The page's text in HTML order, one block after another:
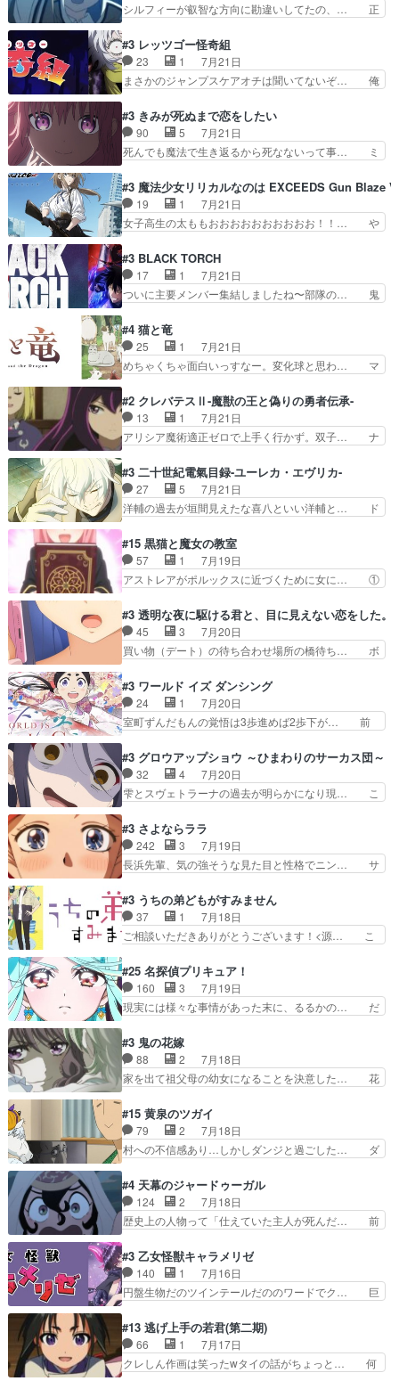
ては悪くないと思い…
園物のラブコメ元々好きだから設… にしても妹は
久」役で出演してまーす！み… 隼人の家庭は隼人
に家事の負担がかかってい… 三岳さんが隼人にと
って妹扱い止まりそうな…
シルフィーが叡智な方向に勘違いしてたの、… 正
ンダイチャンネルで視聴。リーリャさん… なんか
腹立つなぁルーデウスめ…これでエリ… トレント
は後に何らかの際に活躍するんやろ… アイシ
ャ、、、なんと末恐ろしい妹なんだ！… ルーデウ
しゃあない。狂犬かくましいつ来… 本作はぬるい
ハーレムではなく、真面目に一… エリスはしばら
くEDだけやね。アイシャ、…
#3 レッツゴー怪奇組
23 1
7月21日
まさかのジャンプスケアオチは聞いてないぞ… 俺
ャ子の従姉妹シュラ子登場。主人公眼福… 跡目争
いの新キャラ登場で、今回はシュール… めちゃ子
のいとこかわいい今回主人公の驚き… メチャ子を
くしゃみと鼻水が止まらなくなる… お父さんに押
をちびっ子にしたあの玉、も… 半裸の警官の方が
怖い。ライバルキャラかわ… 霊媒師が人の肩に霊
を乗せるな笑なんてモノ…
#3 きみが死ぬまで恋をしたい
90 5
7月21日
死んでも魔法で生き返るから死なないって事… ミ
ミ、最後のその顔は怖いよ...。てかタ… もはや人
間なのかも怪しい戦闘シーンがない… 今話第LO
／原画で参加させていただきまし… 皆大好き、ロ
リの全裸だーーーーーーッッッ… シーナとミミが
芽吹く百合の花。ミミ(c… ルームメイト1ヶ月経
ってシーナがミミの人… もう後戻りできないぞ」
してくるとは思わん…
#3 魔法少女リリカルなのは EXCEEDS Gun Blaze
19 1
7月21日
女子高生の太ももおおおおおおおおおお！！… や
瀬シイナと夜海トワ』今回はフォロワー… なのは
と出逢い炎の魔人の能力を人類の為に… ・シイ
ナ、トワと出会う親近感を感じる2人… 篠宮マナ
が登場したけど公式サイトに20歳… リリカルな
ちゃ食うやん魔人狩りチーム強… 人類滅亡寸前ま
で追い詰められていたのに、… 第３話をU-NEXT
で視聴しました。視聴…
#3 BLACK TORCH
17 1
7月21日
ついに主要メンバー集結しましたね〜部隊の… 鬼
描いたようなチョロインだったな。下半… 前回か
ら引き続いてじいさんとの決別の冒頭… あっちは
呪霊でこっちは物怪。忍者っぽいア… 護衛対象と
なる弐郎を連れて隠密局へ、彼の… →現状展開が
た弐郎は鬼子母神一華の護衛… 護衛はお尻一華、
ここは定番やっぱ物の怪の… ①敵は会話してる最
中の同乗者を物音一つ発…
#4 猫と竜
25 1
7月21日
めちゃくちゃ面白いっすなー。変化球と思わ… マ
代もの猫たちの誕生と成長を見守る猫竜… 前回猫
たちで熊退治をしていた中の一匹の猫… と思って
みにいったらクロバネのCV.速水… 「おじちゃん
は身内に甘い」で、いきなり笑… ガチで素晴らし
た子猫たちのその後が描か… 王子の旅の始まりは
確かにそうでしたよね！… リゼロ見終わっちゃっ
てほのぼの系がいいか…
#2 クレバテスⅡ-魔獣の王と偽りの勇者伝承-
13 1
7月21日
アリシア魔術適正ゼロで上手く行かず。双子… ナ
紹介の時台に乗ってるサラサ可愛いw学… ナイ
エ・シフォンリッツの出番が多くて嬉し… 石田で
こいつワルだな。なぜ大猿に変身した… 2冊目の
トアの書は学長の手に1話冒頭と合… アリシアと
たのにロリ化されて学生にされ… これはいい黒沢
ともよ。笑いのセンスも合う… ナイエのリアクシ
ョンが面白い。ローメイン…
#3 二十世紀電氣目録-ユーレカ・エヴリカ-
27 5
7月21日
洋輔の過去が垣間見えたな喜八といい洋輔と… ド
が目録に固執する理由もほぼ明らかとな… これ京
アニだったのかそのわりにはそこまで… 清六兄ち
ゃんと喜八、清六と洋輔それぞれの… 化学的作用
に依りて継続して…電池と称すっ… 洋輔、清六の
えてみんなで物作りで一気に… 作画は最高なのに
話がつまらない。やっぱ京… 天下り式に竹のフィ
ラメントが出てきたのは…
#15 黒猫と魔女の教室
57 1
7月19日
アストレアがポルックスに近づくために女に… ①
はアストレアの野望による性転換、後半… アスト
レア君の作戦に皆巻き込まれてて草捕… アストレ
アが作った薬によって男女入れ替わ… アルトレア
がポルックスのこと好きとは言え… アストレアが
払い騒動と賑やかでいいねw… 偉大な父を持つが
故の悩(独自のおっぱい論… 鉄板中の鉄板、性転
換と酩酊ネタの二連発(…
#3 透明な夜に駆ける君と、目に見えない恋をした。
45 3
7月20日
買い物（デート）の待ち合わせ場所の橋待ち… ボ
を照らす打ち上げ花火。人混みの中、み… どんど
んキュンが増えていく展開に毎回わく… ちょこっ
と書ければと風が吹き手元にあった… 』は、率直
に言って脚本と演出が悪いと思う… 小春の目が見
と、空野の億劫さがリアルだ… かけると小春、二
人が一緒に過ごす時間が描… ヒロインの目が不自
由だから音を大切にして…
#3 ワールド イズ ダンシング
24 1
7月20日
室町ずんだもんの覚悟は3歩進めば2歩下が… 前
が主人公の漫画がアニメになったらし… 壮絶だっ
た…30分で2時間の映画のように… すべての表現
がピタリと揃った傑作本当に素… たまに現れて謎
のアドバイスをしてくれるお… 可愛いキャラデザ
とが決まる。更に父から… 再び鬼夜叉を導く、素
性不明の彼の名前を知… 恵まれた身分に甘え、修
練を怠るキャラは苦…
#3 グロウアップショウ ～ひまわりのサーカス団～
32 4
7月20日
雫とスヴェトラーナの過去が明らかになり現… こ
県豊川市付近が舞台なのか～現地にも出… 前回に
引き続き、今回もおぱんつであります… キャラク
ターが可愛いのはもちろん、ストー… 皇ではなく
ひまわりを蔑ろにして皇に乗り換… 傷跡なんか、
外あまり見どころがない。1… いや～、めちゃく
ちゃおもしろいね。瑞佳は… キャラデザが映える
のは勿論だけど脚本に歩…
#3 さよならララ
242 3
7月19日
長浜先輩、気の強そうな見た目と性格でニン… サ
なったからユリ確定！＼(^o^)／ラ… プロローグ
的な１話、２話からの浮世離れし… 茉里のボクシ
ングにかける真摯さ格好良かっ… 今回はゲストが
２名！ワンピースの作画さん… あほって言う茉里
母親を失い、アウェーの… ３話の地味に好きポイ
ントは、冒頭でララが… ボクシング部部員たちの
設定を公開！辻さん…
#3 うちの弟どもがすみません
37 1
7月18日
ご相談いただきありがとうございます！<源… こ
家事を頑張り過ぎてテストの結果が酷く… 糸ちゃ
んと源くん、類くんのお買い物シーン… ３話にし
てもう普通に物語が楽しみになっち… 類くんの将
来の夢が微笑ましいまだまだ甘え… 前髪ぱっつん
活するようになってからの話… 最後の「かわい
い」の破壊力よ…あれは成田… 糸と4人の弟の関
わり方がどう変化していく…
#25 名探偵プリキュア！
160 3
7月19日
現実には様々な事情があった末に、るるかの… だ
レール編の始まり、エリザさんの回で「… 「マジ
ラ」と言えば同時上映の「公タロウ」… キュアエ
クレールはやっぱりくれあだったか… エクレール
は誰だ編、遂に答え合わせの時だ… これで自分も
の何もない日常※もっと密着… LIMITかも知れな
い。キュアエクレール… ・解決編、完全に前4話
で謎解きさせるスタ…
#3 鬼の花嫁
88 2
7月18日
家を出て祖父母の幼女になることを決意した… 花
コミどころが多すぎてある意味おもしろ… 胸が凄
くスカッっとしたずっと苦痛を伴って… 祖父母に
人の心があってよかった。それにし… 柚子が家族
と決別する回柚子を傷つけた瑶太… 今期のアニメ
守る姿や祖母の語る玲夜の眼… 常に言ってるけ
ど、ラブコメの主役にも魅力… 家族にずっと理不
尽に虐げられ、我慢を強い…
#15 黄泉のツガイ
79 2
7月18日
村への不信感あり…しかしダンジと過ごした… ダ
ジとの思い出を振り返るユルの表情が本… それぞ
れの思惑が複雑に絡み合い、物語がさ… ユルは一
人になりたいのに、犬がそっと寄り… ダンジが
「俺は側にいる」と言ってくれた幼… 偽りだけで
存在だったからこそ真実が重く… これまで積み重
ねてきた信頼があるからこそ… 一瞬スタッフのユ
ーモア全開爆笑シーンが普…
#4 天幕のジャードゥーガル
124 2
7月18日
歴史上の人物って「仕えていた主人が死んだ… 前
した側にも人としての温かい暮らしがあ… ソルコ
クタニは本を奪うために起こった悲劇… 原論はあ
なた達には当たり前でも私達には始… 周りの同胞
がモンゴルの暮らしに慣れていく… 「肉の味を
になんか既視感を覚えるけどな… ソルコクタニが
憎むべき人であり、かつての… ラストの展開でぞ
くっとした。そういう方向…
#3 乙女怪獣キャラメリゼ
140 1
7月16日
円盤生物だのツインテールだののワードでク… 巨
クロたんのちょっとしたサービスカット… 面白い
設定の作品だね。夢の国デート回は怪… 結構評判
になってたので見てみたけど、評判… 今時初デー
トでそのチョイスは一発アウトだ… 結構、少女マ
#13 逃げ上手の若君(第二期)
66 1
7月17日
クレしん作画は笑ったwタイの話がちょっと… 何